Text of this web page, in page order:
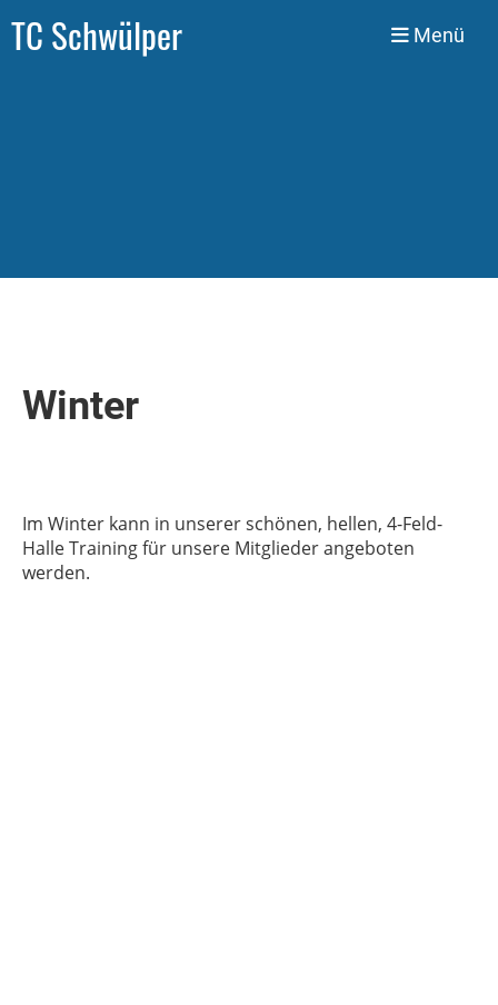
TC Schwülper Menü
Winter
Im Winter kann in unserer schönen, hellen, 4-Feld-
Halle Training für unsere Mitglieder angeboten
werden.